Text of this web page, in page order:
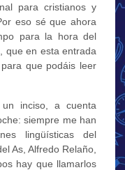
para cristianos y
eso sé que ahora
para la hora del
que en esta entrada
que podáis leer
inciso, a cuenta
siempre me han
lingüísticas del
As, Alfredo Relaño,
hay que llamarlos